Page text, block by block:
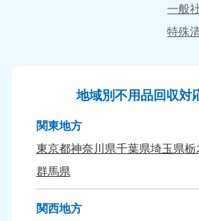
050-1880-9896
福岡県
050-1880-9895
一般
特殊
地域別不用品回収対
関東地方
東京都神奈川県千葉県埼玉県栃
群馬県
関西地方